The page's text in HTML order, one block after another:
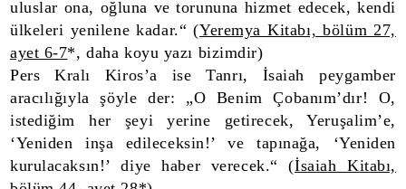
uluslar ona, oğluna ve torununa hizmet edecek, kendi
ülkeleri yenilene kadar.“ (Yeremya Kitabı, bölüm 27,
ayet 6-7*, daha koyu yazı bizimdir)
Pers Kralı Kiros’a ise Tanrı, İsaiah peygamber
aracılığıyla şöyle der: „O Benim Çobanım’dır! O,
istediğim her şeyi yerine getirecek, Yeruşalim’e,
‘Yeniden inşa edileceksin!’ ve tapınağa, ‘Yeniden
kurulacaksın!’ diye haber verecek.“ (İsaiah Kitabı,